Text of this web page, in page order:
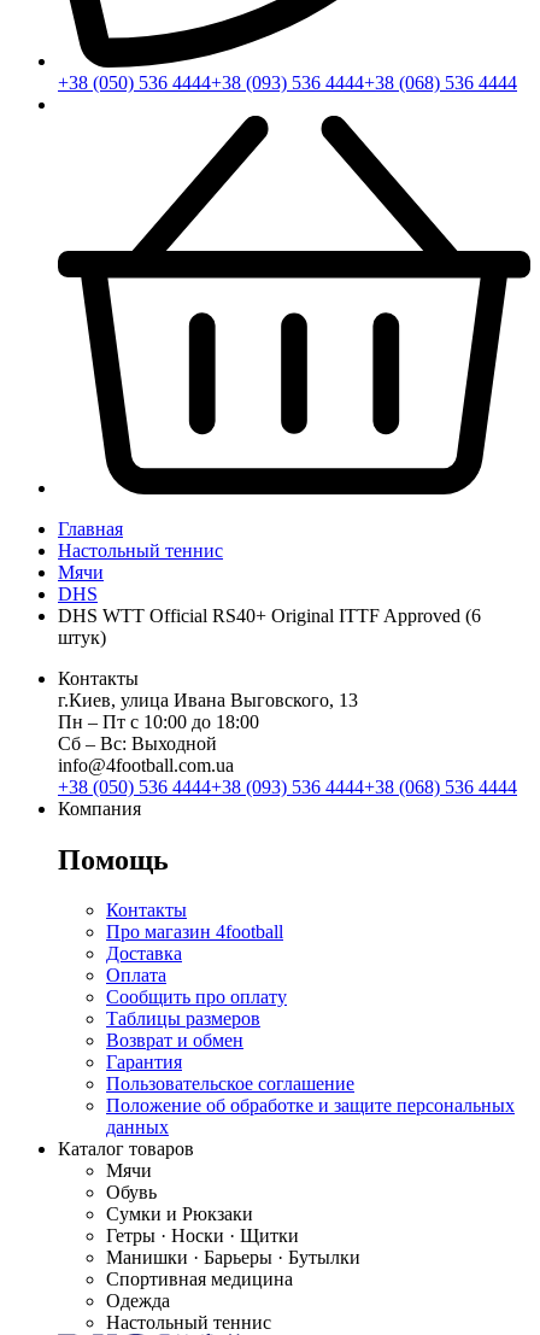
+38 (050) 536 4444+38 (093) 536 4444+38 (068) 536 4444
Главная
Настольный теннис
Мячи
DHS
DHS WTT Official RS40+ Original ITTF Approved (6
штук)
Контакты
г.Киев, улица Ивана Выговского, 13
Пн ‒ Пт с 10:00 до 18:00
Сб ‒ Вс: Выходной
info@4football.com.ua
+38 (050) 536 4444+38 (093) 536 4444+38 (068) 536 4444
Компания
Помощь
Контакты
Про магазин 4football
Доставка
Оплата
Сообщить про оплату
Таблицы размеров
Возврат и обмен
Гарантия
Пользовательское соглашение
Положение об обработке и защите персональных
данных
Каталог товаров
Мячи
Обувь
Сумки и Рюкзаки
Гетры · Носки · Щитки
Манишки · Барьеры · Бутылки
Спортивная медицина
Одежда
Настольный теннис